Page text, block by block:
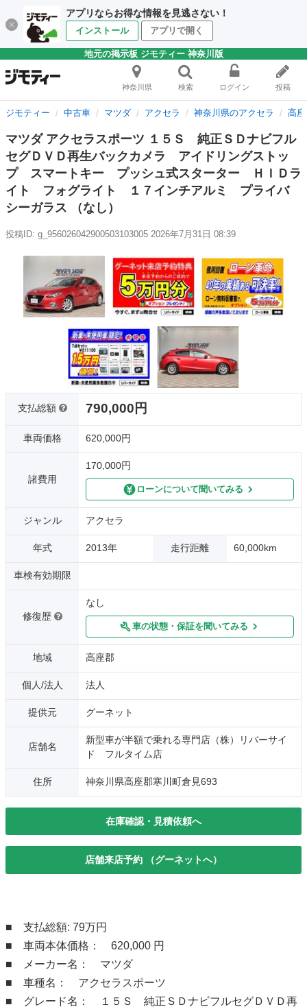
アプリならお得な情報を見逃さない！
インストール アプリで開く
地元の掲示板 ジモティー 神奈川版
神奈川県 検索 ログイン 投稿
ジモティー 中古車 マツダ アクセラ 神奈川県のアクセラ 高
マツダ アクセラスポーツ １５Ｓ 純正ＳＤナビフル
セグＤＶＤ再生バックカメラ アイドリングストッ
プ スマートキー プッシュ式スターター ＨＩＤラ
イト フォグライト １７インチアルミ プライバ
シーガラス （なし）
投稿ID: g_956026042900503103005 2026年7月31日 08:39
支払総額 790,000円
車両価格 620,000円
諸費用
170,000円
ローンについて聞いてみる
ジャンル アクセラ
年式 2013年 走行距離 60,000km
車検有効期限
修復歴
なし
車の状態・保証を聞いてみる
地域 高座郡
個人/法人 法人
提供元 グーネット
店舗名
新型車が半額で乗れる専門店（株）リバーサイ
ド フルタイム店
住所 神奈川県高座郡寒川町倉見693
在庫確認・見積依頼へ
店舗来店予約 （グーネットへ）
■ 支払総額: 79万円
■ 車両本体価格： 620,000 円
■ メーカー名： マツダ
■ 車種名： アクセラスポーツ
■ グレード名： １５Ｓ 純正ＳＤナビフルセグＤＶＤ再